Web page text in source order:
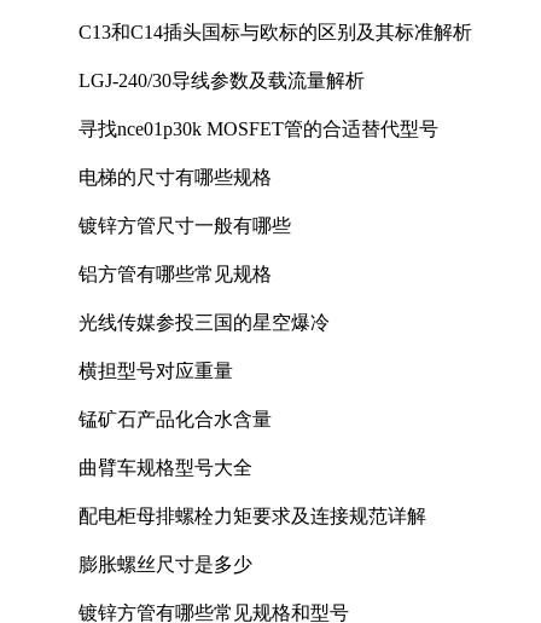
C13和C14插头国标与欧标的区别及其标准解析
LGJ-240/30导线参数及载流量解析
寻找nce01p30k MOSFET管的合适替代型号
电梯的尺寸有哪些规格
镀锌方管尺寸一般有哪些
铝方管有哪些常见规格
光线传媒参投三国的星空爆冷
横担型号对应重量
锰矿石产品化合水含量
曲臂车规格型号大全
配电柜母排螺栓力矩要求及连接规范详解
膨胀螺丝尺寸是多少
镀锌方管有哪些常见规格和型号